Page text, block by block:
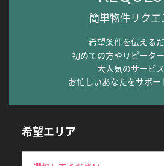
簡単物件リクエ
希望条件を伝えるだ
初めての方やリピータ
大人気のサービス
お忙しいあなたをサポー
希望エリア